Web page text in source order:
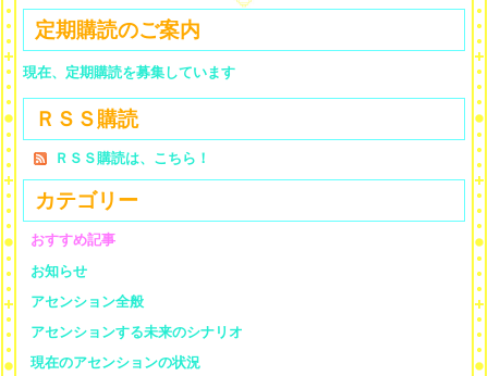
定期購読のご案内
現在、定期購読を募集しています
ＲＳＳ購読
ＲＳＳ購読は、こちら！
カテゴリー
おすすめ記事
お知らせ
アセンション全般
アセンションする未来のシナリオ
現在のアセンションの状況